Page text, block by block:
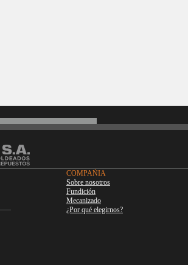
COMPAÑIA
Sobre nosotros
Fundición
Mecanizado
¿Por qué elegirnos?